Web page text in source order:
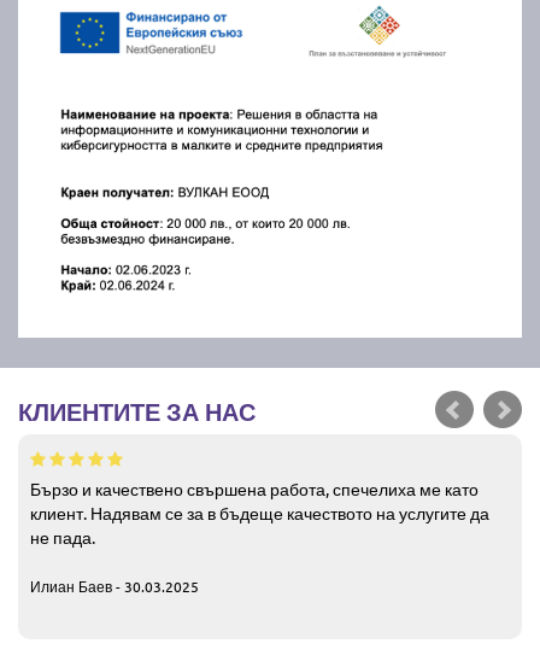
КЛИЕНТИТЕ ЗА НАС
Бързо и качествено свършена работа, спечелиха ме като
клиент. Надявам се за в бъдеще качеството на услугите да
не пада.
Илиан Баев - 30.03.2025